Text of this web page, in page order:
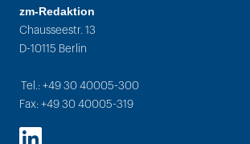
zm-Redaktion
Chausseestr. 13
D-10115 Berlin
Tel.: +49 30 40005-300
Fax: +49 30 40005-319